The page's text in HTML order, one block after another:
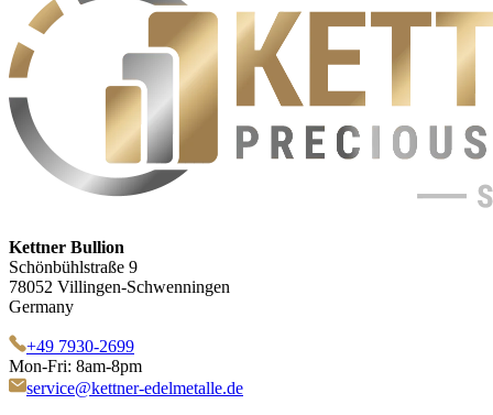
Kettner Bullion
Schönbühlstraße 9
78052 Villingen-Schwenningen
Germany
+49 7930-2699
Mon-Fri: 8am-8pm
service@kettner-edelmetalle.de